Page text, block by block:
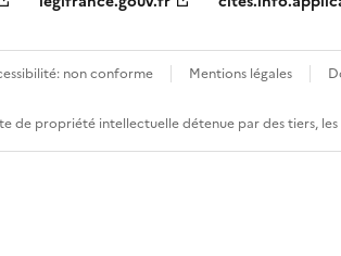
non conforme Mentions légales
de propriété intellectuelle détenue par des tiers,